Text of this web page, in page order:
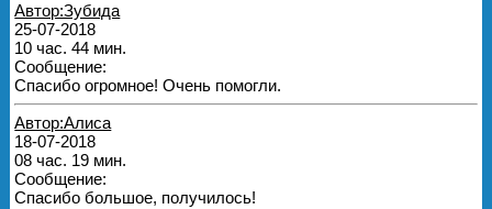
Автор:Зубида
25-07-2018
10 час. 44 мин.
Сообщение:
Спасибо огромное! Очень помогли.
Автор:Алиса
18-07-2018
08 час. 19 мин.
Сообщение:
Спасибо большое, получилось!